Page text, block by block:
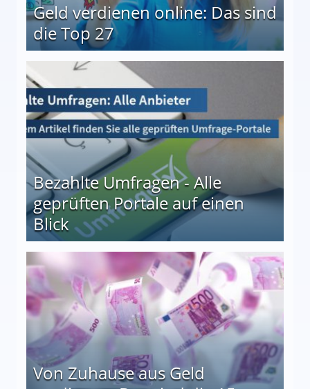
Geld verdienen online: Das sind
die Top 27
Bezahlte Umfragen - Alle
geprüften Portale auf einen
Blick
auf einen Blick
Von Zuhause aus Geld